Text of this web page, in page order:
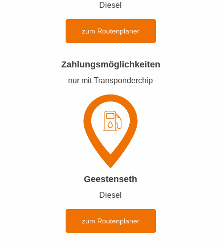
Diesel
zum Routenplaner
Zahlungsmöglichkeiten
nur mit Transponderchip
Geestenseth
Diesel
zum Routenplaner